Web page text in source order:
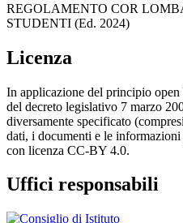
REGOLAMENTO COR
STUDENTI (Ed. 2024)
Licenza
In applicazione del principio
del decreto legislativo 7 marzo
diversamente specificato
dati, i documenti e le
con licenza CC-BY 4.0.
Uffici responsabili